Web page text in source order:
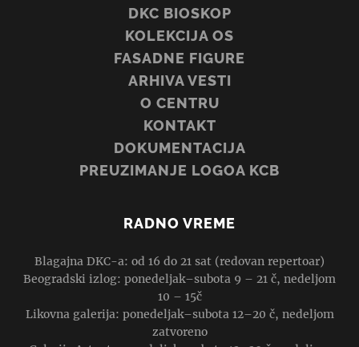
DKC BIOSKOP
KOLEKCIJA OS
FASADNE FIGURE
ARHIVA VESTI
O CENTRU
KONTAKT
DOKUMENTACIJA
PREUZIMANJE LOGOA KCB
RADNO VREME
Blagajna DKC-a: od 16 do 21 sat (redovan repertoar)
Beogradski izlog: ponedeljak–subota 9 – 21 č, nedeljom
10 – 15č
Likovna galerija: ponedeljak–subota 12–20 č, nedeljom
zatvoreno